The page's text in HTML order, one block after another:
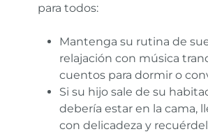
para todos:
Mantenga su rutina de
relajación con música
cuentos para dormir o
Si su hijo sale de su
debería estar en la cama,
con delicadeza y